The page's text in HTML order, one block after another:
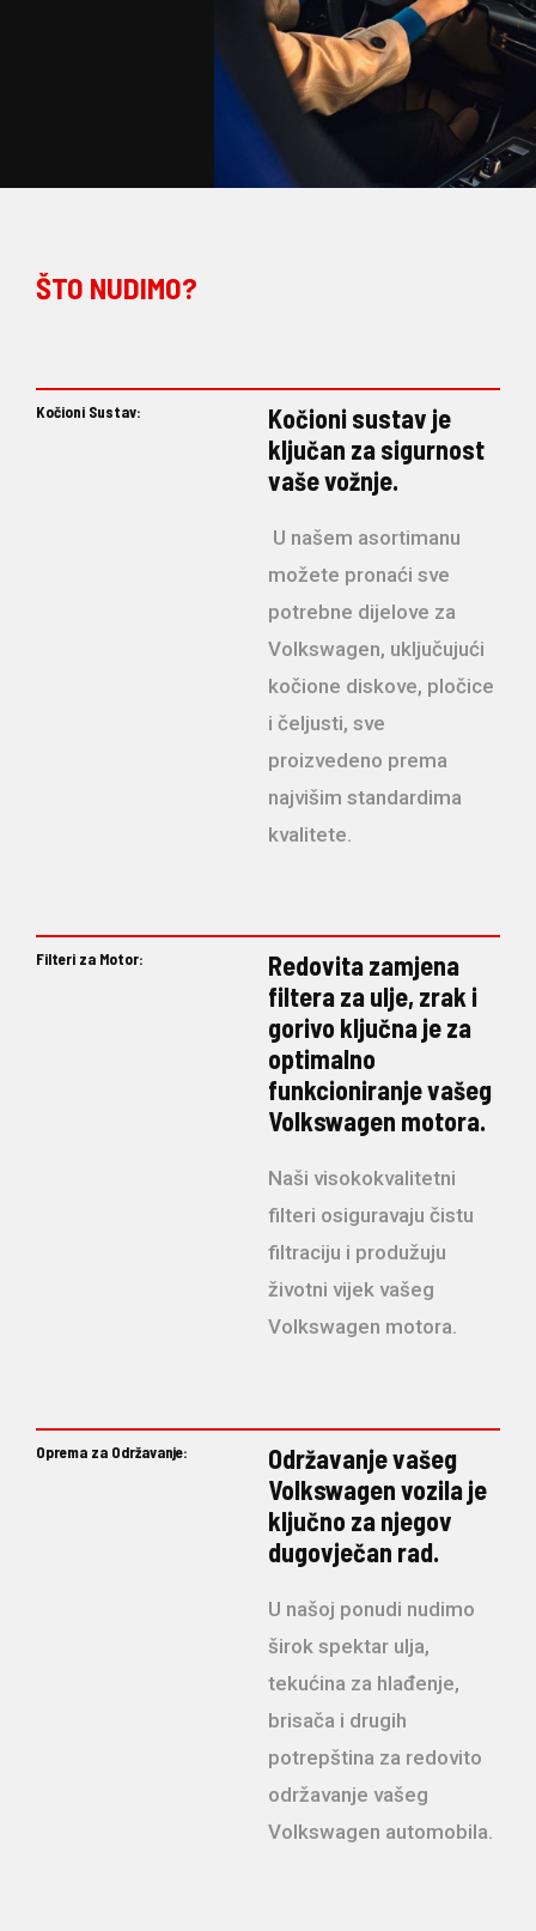
ŠTO NUDIMO?
Kočioni Sustav:
Kočioni sustav je
ključan za sigurnost
vaše vožnje.
U našem asortimanu
možete pronaći sve
potrebne dijelove za
Volkswagen, uključujući
kočione diskove, pločice
i čeljusti, sve
proizvedeno prema
najvišim standardima
kvalitete.
Filteri za Motor:
Redovita zamjena
filtera za ulje, zrak i
gorivo ključna je za
optimalno
funkcioniranje vašeg
Volkswagen motora.
Naši visokokvalitetni
filteri osiguravaju čistu
filtraciju i produžuju
životni vijek vašeg
Volkswagen motora.
Oprema za Održavanje:
Održavanje vašeg
Volkswagen vozila je
ključno za njegov
dugovječan rad.
U našoj ponudi nudimo
širok spektar ulja,
tekućina za hlađenje,
brisača i drugih
potrepština za redovito
održavanje vašeg
Volkswagen automobila.